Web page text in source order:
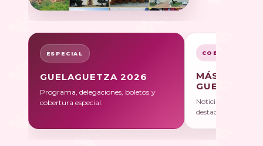
ESPECIAL
GUELAGUETZA 2026
Programa, delegaciones, boletos y
cobertura especial.
COBERTURA
MÁS SOBRE
Noticias, galerías y
destacadas.